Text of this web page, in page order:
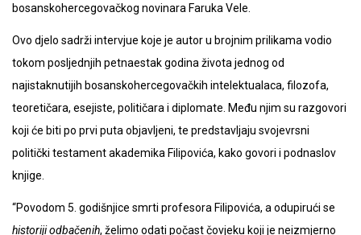
bosanskohercegovačkog novinara Faruka Vele.
Ovo djelo sadrži intervjue koje je autor u brojnim prilikama vodio
tokom posljednjih petnaestak godina života jednog od
najistaknutijih bosanskohercegovačkih intelektualaca, filozofa,
teoretičara, esejiste, političara i diplomate. Među njim su razgovori
koji će biti po prvi puta objavljeni, te predstavljaju svojevrsni
politički testament akademika Filipovića, kako govori i podnaslov
knjige.
“Povodom 5. godišnjice smrti profesora Filipovića, a odupirući se
historiji odbačenih, želimo odati počast čovjeku koji je neizmjerno